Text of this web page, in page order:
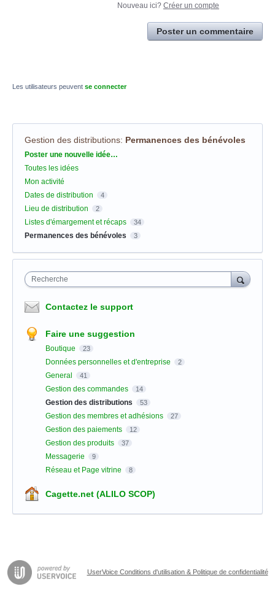
Nouveau ici? Créer un compte
Poster un commentaire
Les utilisateurs peuvent se connecter
Gestion des distributions: Permanences des bénévoles
Catégories
Poster une nouvelle idée…
Toutes les idées
Mon activité
Dates de distribution
4
Lieu de distribution 2
Listes d'émargement et récaps 34
Permanences des bénévoles 3
Recherche
Contactez le support
Faire une suggestion
Boutique 23
Données personnelles et d'entreprise 2
General 41
Gestion des commandes 14
Gestion des distributions 53
Gestion des membres et adhésions 27
Gestion des paiements 12
Gestion des produits 37
Messagerie 9
Réseau et Page vitrine 8
Cagette.net (ALILO SCOP)
UserVoice Conditions d'utilisation & Politique de confidentialité